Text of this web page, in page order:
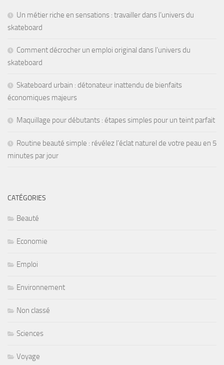
Un métier riche en sensations : travailler dans l’univers du
skateboard
Comment décrocher un emploi original dans l’univers du
skateboard
Skateboard urbain : détonateur inattendu de bienfaits
économiques majeurs
Maquillage pour débutants : étapes simples pour un teint parfait
Routine beauté simple : révélez l’éclat naturel de votre peau en 5
minutes par jour
CATÉGORIES
Beauté
Economie
Emploi
Environnement
Non classé
Sciences
Voyage